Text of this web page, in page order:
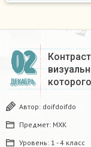
02
ДЕКАБРЬ
Автор: doifdoifdo
Предмет: МХК
Уровень: 1 - 4 класс